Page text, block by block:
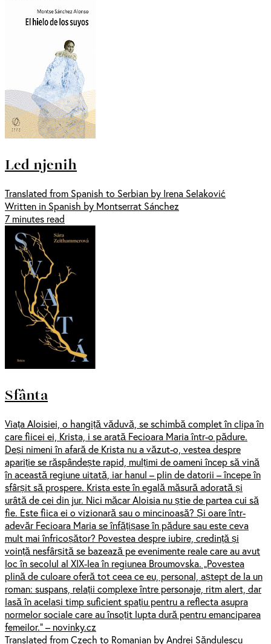
Led njenih
Translated from Spanish to Serbian by Irena Selaković
Written in Spanish by Montserrat Sánchez
7 minutes read
Sfânta
Viața Aloisiei, o hangiță văduvă, se schimbă complet în clipa în
care fiicei ei, Krista, i se arată Fecioara Maria într-o pădure.
Deși nimeni în afară de Krista nu a văzut-o, vestea despre
apariție se răspândește rapid, mulțimi de oameni încep să vină
în această regiune uitată, iar hanul – plin de datorii – începe în
sfârșit să prospere. Krista este în egală măsură adorată și
urâtă de cei din jur. Nici măcar Aloisia nu știe de partea cui să
fie. Este fiica ei o vizionară sau o mincinoasă? Și oare într-
adevăr Fecioara Maria se înfățișase în pădure sau este ceva
mult mai înfricoșător? Povestea despre iubire, credință și
voință nesfârșită se bazează pe evenimente reale care au avut
loc în secolul al XIX-lea în regiunea Broumovska. „Povestea
plină de culoare oferă tot ceea ce eu, personal, aștept de la un
roman: suspans, relații complexe între personaje, ritm alert, dar
lasă în același timp suficient spațiu pentru a reflecta asupra
normelor sociale care au însoțit lupta dură pentru emanciparea
femeilor.” – novinky.cz
Translated from Czech to Romanian by Andrei Săndulescu